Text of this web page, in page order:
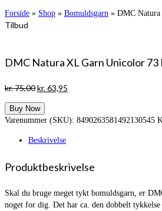
Forside » Shop » Bomuldsgarn » DMC
Tilbud
DMC Natura XL Garn Unicolor 73
kr.75,00Den
pris
var:
kr.63,95
er:
Buy Now
Varenummer (SKU): 8490263581492130545
Beskrivelse
Produktbeskrivelse
Skal du bruge meget tykt bomuldsgarn, er
noget for dig. Det har ca. den dobbelt